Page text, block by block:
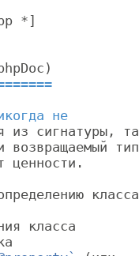
*]
не
из сигнатуры,
возвращаемый
ценности.
класса